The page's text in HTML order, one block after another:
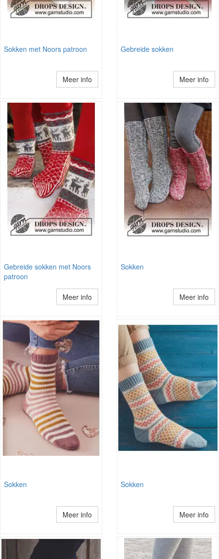
Sokken met Noors patroon
Meer info
Gebreide sokken
Meer info
Gebreide sokken met Noors
patroon
Meer info
Sokken
Meer info
Sokken
Meer info
Sokken
Meer info